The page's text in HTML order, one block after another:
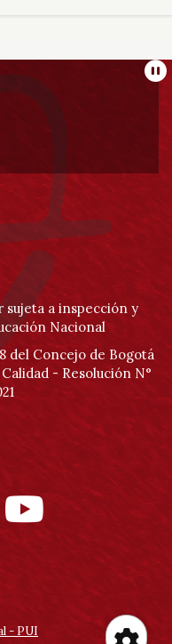
a inspección y
Nacional
del Concejo de Bogotá
- Resolución N°
- PUI